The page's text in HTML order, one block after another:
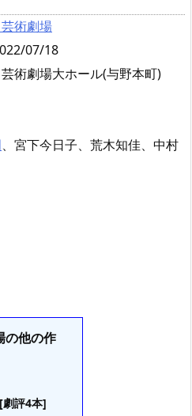
術劇場
07/18
術劇場大ホール(与野本町)
、宮下今日子、荒木知佳、中村
の他の作
[劇評4本]